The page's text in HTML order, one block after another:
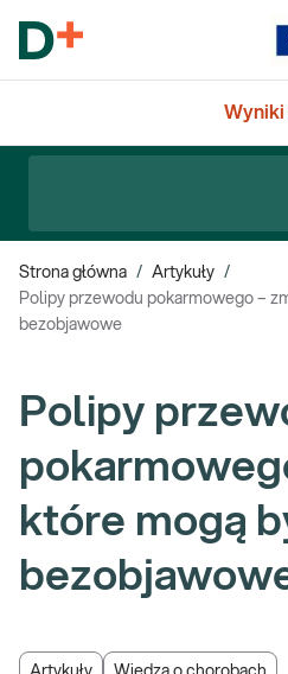
Wyniki
Strona główna / Artykuły /
Polipy przewodu pokarmowego –
bezobjawowe
Polipy
które mogą